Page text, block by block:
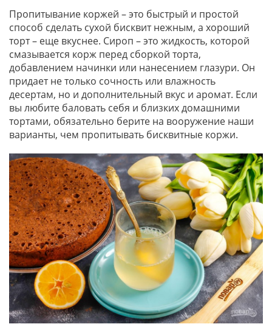
Пропитывание коржей – это быстрый и простой
способ сделать сухой бисквит нежным, а хороший
торт – еще вкуснее. Сироп – это жидкость, которой
смазывается корж перед сборкой торта,
добавлением начинки или нанесением глазури. Он
придает не только сочность или влажность
десертам, но и дополнительный вкус и аромат. Если
вы любите баловать себя и близких домашними
тортами, обязательно берите на вооружение наши
варианты, чем пропитывать бисквитные коржи.